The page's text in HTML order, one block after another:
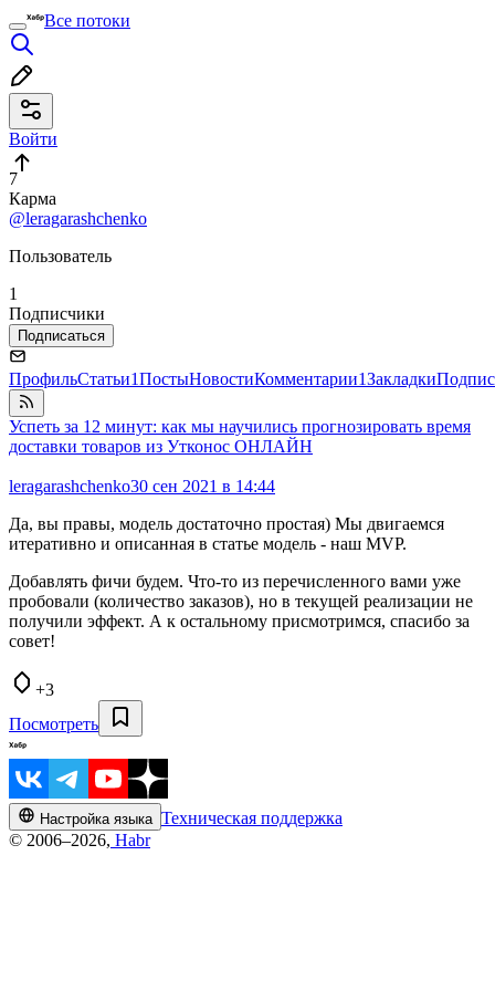
Все потоки
Войти
7
Карма
@leragarashchenko
Пользователь
1
Подписчики
Подписаться
ПрофильСтатьи1ПостыНовостиКомментарии1Закладки
Успеть за 12 минут: как мы научились прогнозировать время
доставки товаров из Утконос ОНЛАЙН
leragarashchenko30 сен 2021 в 14:44
Да, вы правы, модель достаточно простая) Мы двигаемся
итеративно и описанная в статье модель - наш MVP.
Добавлять фичи будем. Что-то из перечисленного вами уже
пробовали (количество заказов), но в текущей реализации не
получили эффект. А к остальному присмотримся, спасибо за
совет!
+3
Посмотреть
Настройка языка Техническая поддержка
© 2006–2026, Habr